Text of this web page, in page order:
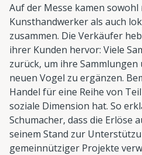
Auf der Messe kamen
Kunsthandwerker als auch
zusammen. Die Verkäufer
ihrer Kunden hervor: Viele
zurück, um ihre
neuen Vogel zu ergänzen.
Handel für eine Reihe von
soziale Dimension hat. So
Schumacher, dass die Erlöse
seinem Stand zur
gemeinnütziger Projekte